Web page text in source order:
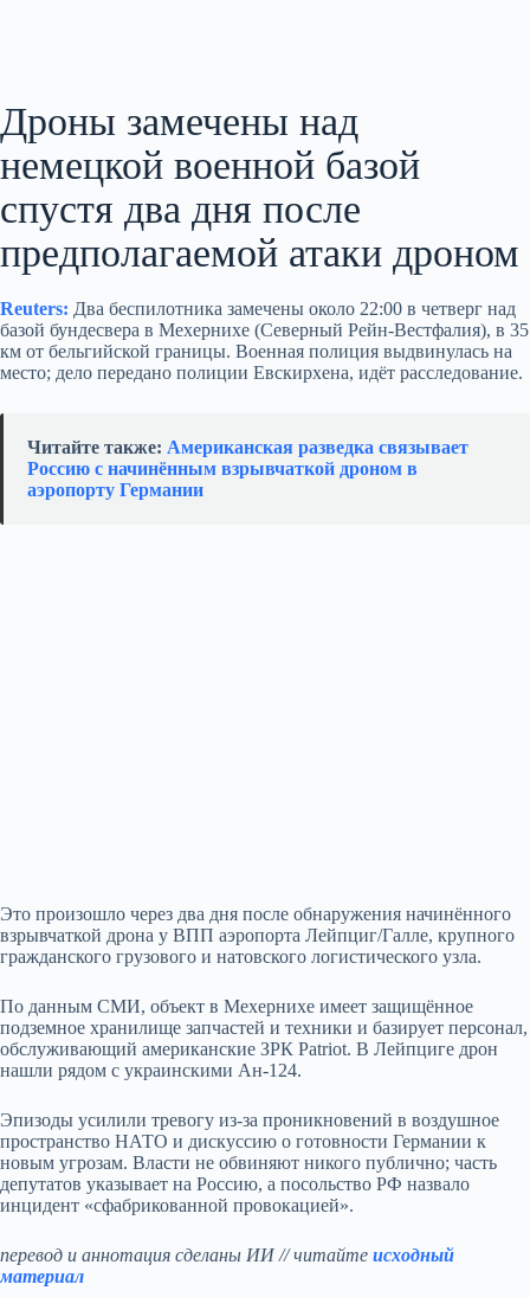
Дроны замечены над
немецкой военной базой
спустя два дня после
предполагаемой атаки дроном
Reuters: Два беспилотника замечены около 22:00 в четверг над
базой бундесвера в Мехернихе (Северный Рейн-Вестфалия), в 35
км от бельгийской границы. Военная полиция выдвинулась на
место; дело передано полиции Евскирхена, идёт расследование.
Читайте также: Американская разведка связывает
Россию с начинённым взрывчаткой дроном в
аэропорту Германии
Это произошло через два дня после обнаружения начинённого
взрывчаткой дрона у ВПП аэропорта Лейпциг/Галле, крупного
гражданского грузового и натовского логистического узла.
По данным СМИ, объект в Мехернихе имеет защищённое
подземное хранилище запчастей и техники и базирует персонал,
обслуживающий американские ЗРК Patriot. В Лейпциге дрон
нашли рядом с украинскими Ан‑124.
Эпизоды усилили тревогу из‑за проникновений в воздушное
пространство НАТО и дискуссию о готовности Германии к
новым угрозам. Власти не обвиняют никого публично; часть
депутатов указывает на Россию, а посольство РФ назвало
инцидент «сфабрикованной провокацией».
перевод и аннотация сделаны ИИ // читайте исходный
материал